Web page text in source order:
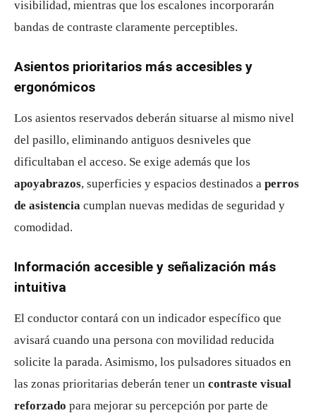
visibilidad, mientras que los escalones incorporarán
bandas de contraste claramente perceptibles.
Asientos prioritarios más accesibles y
ergonómicos
Los asientos reservados deberán situarse al mismo nivel
del pasillo, eliminando antiguos desniveles que
dificultaban el acceso. Se exige además que los
apoyabrazos, superficies y espacios destinados a perros
de asistencia cumplan nuevas medidas de seguridad y
comodidad.
Información accesible y señalización más
intuitiva
El conductor contará con un indicador específico que
avisará cuando una persona con movilidad reducida
solicite la parada. Asimismo, los pulsadores situados en
las zonas prioritarias deberán tener un contraste visual
reforzado para mejorar su percepción por parte de